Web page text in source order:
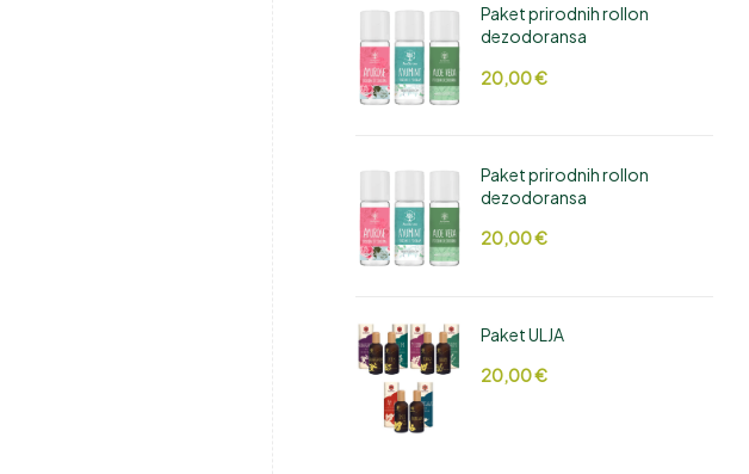
Paket prirodnih rollon
dezodoransa
20,00€
Paket prirodnih rollon
dezodoransa
20,00€
Paket ULJA
20,00€